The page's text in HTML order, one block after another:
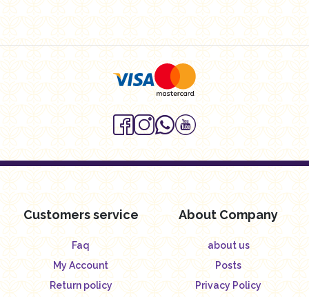
Customers service
Faq
My Account
Return policy
About Company
about us
Posts
Privacy Policy